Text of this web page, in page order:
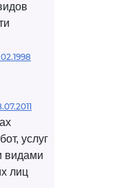
услуг
видами
лиц